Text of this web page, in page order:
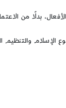
بدلًا من
والتنظيم